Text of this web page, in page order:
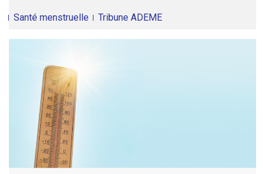
Santé menstruelle Tribune ADEME